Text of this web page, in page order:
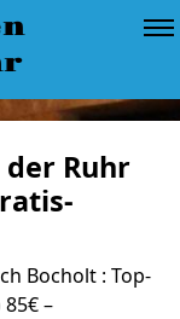
Ruhr
Bocholt : Top-
–